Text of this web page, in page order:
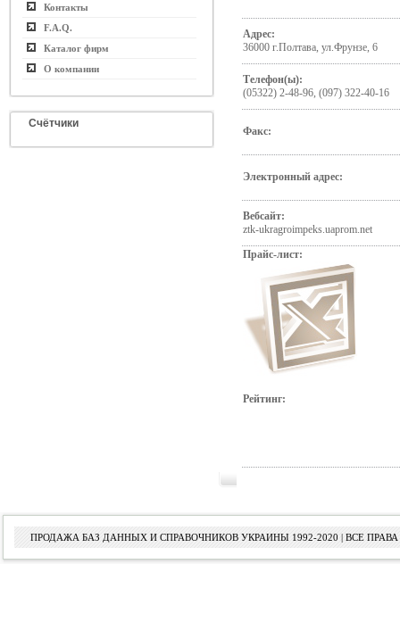
Контакты
F.A.Q.
Каталог фирм
О компании
Счётчики
Адрес:
36000 г.Полтава, ул.Фрунзе, 6
Телефон(ы):
(05322) 2-48-96, (097) 322-40-16
Факс:
Электронный адрес:
Вебсайт:
ztk-ukragroimpeks.uaprom.net
Прайс-лист:
Рейтинг:
ПРОДАЖА БАЗ ДАННЫХ И СПРАВОЧНИКОВ УКРАИНЫ 1992-2020 | ВСЕ